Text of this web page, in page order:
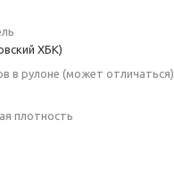
ХБК)
в рулоне (может отличаться)
плотность